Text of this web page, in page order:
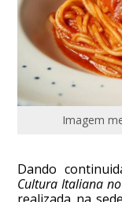
Imagem
Dando
Cultura Italiana